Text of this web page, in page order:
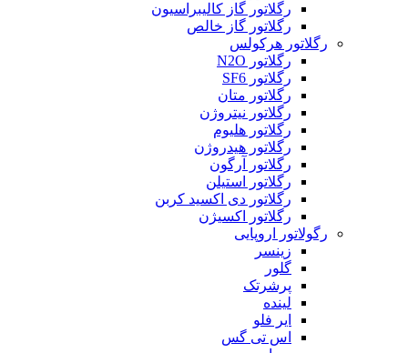
رگلاتور گاز کالیبراسیون
رگلاتور گاز خالص
رگلاتور هرکولس
رگلاتور N2O
رگلاتور SF6
رگلاتور متان
رگلاتور نیتروژن
رگلاتور هلیوم
رگلاتور هیدروژن
رگلاتور آرگون
رگلاتور استیلن
رگلاتور دی اکسید کربن
رگلاتور اکسیژن
رگولاتور اروپایی
زینسر
گلور
پرشرتک
لینده
ایر فلو
اس تی گس